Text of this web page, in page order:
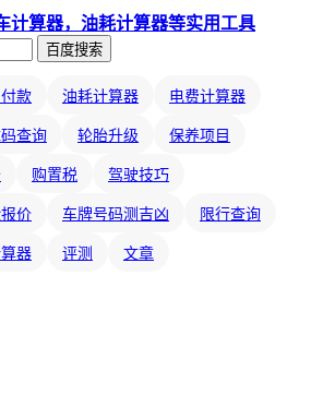
百度搜索
款 油耗计算器 电费计算器
查询 轮胎升级 保养项目
购置税 驾驶技巧
价 车牌号码测吉凶 限行查询
器 评测 文章